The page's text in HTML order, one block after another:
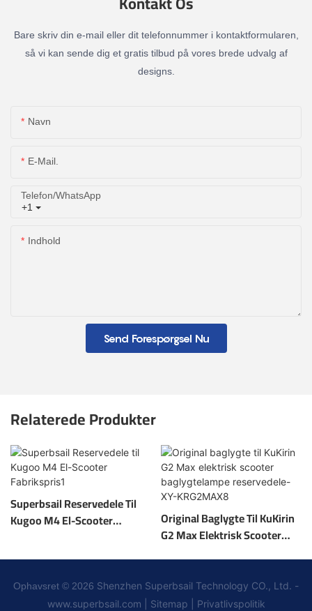
Bare skriv din e-mail eller dit telefonnummer i kontaktformularen,
så vi kan sende dig et gratis tilbud på vores brede udvalg af
designs.
Navn
E-Mail.
+1
Telefon/whatsApp
Indhold
Send Forespørgsel Nu
Relaterede Produkter
Superbsail Reservedele Til
Kugoo M4 El-Scooter
Original Baglygte Til KuKirin
G2 Max Elektrisk Scooter
Ophavsret © 2026 Shenzhen Superbsail Technology CO., Ltd. -
www.superbsail.com
Sitemap Privatlivspolitik